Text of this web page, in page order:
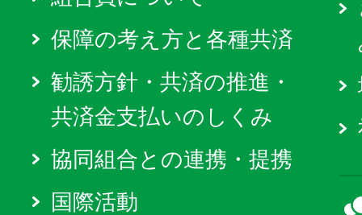
保障の考え方と各種共済
勧誘方針・共済の推進・
共済金支払いのしくみ
協同組合との連携・提携
国際活動